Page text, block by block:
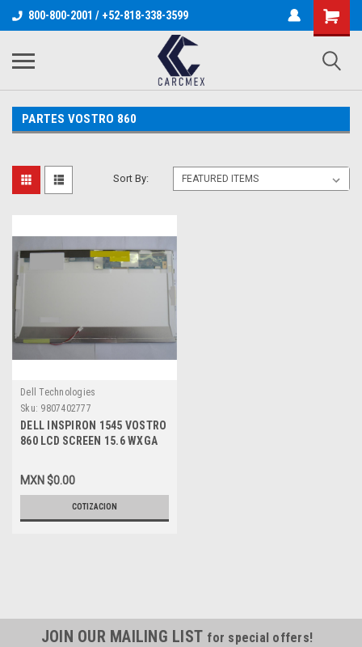
800-800-2001 / +52-818-338-3599
PARTES VOSTRO 860
Sort By:
Dell Technologies
Sku: 9807402777
DELL INSPIRON 1545 VOSTRO
860 LCD SCREEN 15.6 WXGA
DELL T989F, H597H,
B156XW01
MXN $0.00
COTIZACION
JOIN OUR MAILING LIST for special offers!